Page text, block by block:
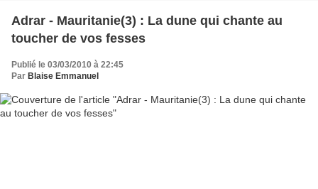
Adrar - Mauritanie(3) : La dune qui chante au
toucher de vos fesses
Publié le 03/03/2010 à 22:45
Par Blaise Emmanuel